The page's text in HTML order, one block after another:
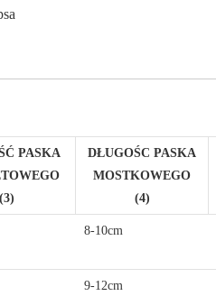
PASKA
(3)
DŁUGOŚC PASKA
MOSTKOWEGO
(4)
8-10cm
9-12cm